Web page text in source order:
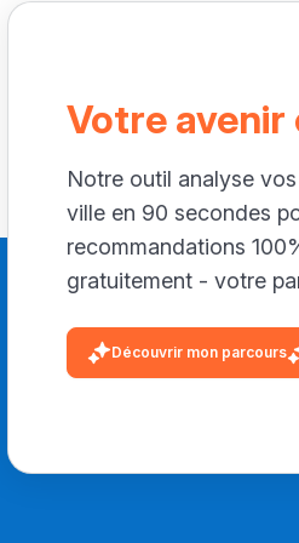
Votre avenir
Notre outil analyse
ville en 90 secondes
recommandations
gratuitement - votre
Découvrir mon parcours